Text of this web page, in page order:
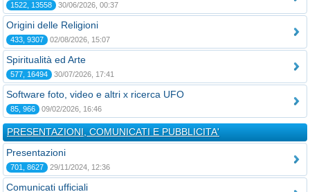
1522, 13558 30/06/2026, 00:37
Origini delle Religioni
433, 9307 02/08/2026, 15:07
Spiritualità ed Arte
577, 16494 30/07/2026, 17:41
Software foto, video e altri x ricerca UFO
85, 966 09/02/2026, 16:46
PRESENTAZIONI, COMUNICATI E PUBBLICITA'
Presentazioni
701, 8627 29/11/2024, 12:36
Comunicati ufficiali